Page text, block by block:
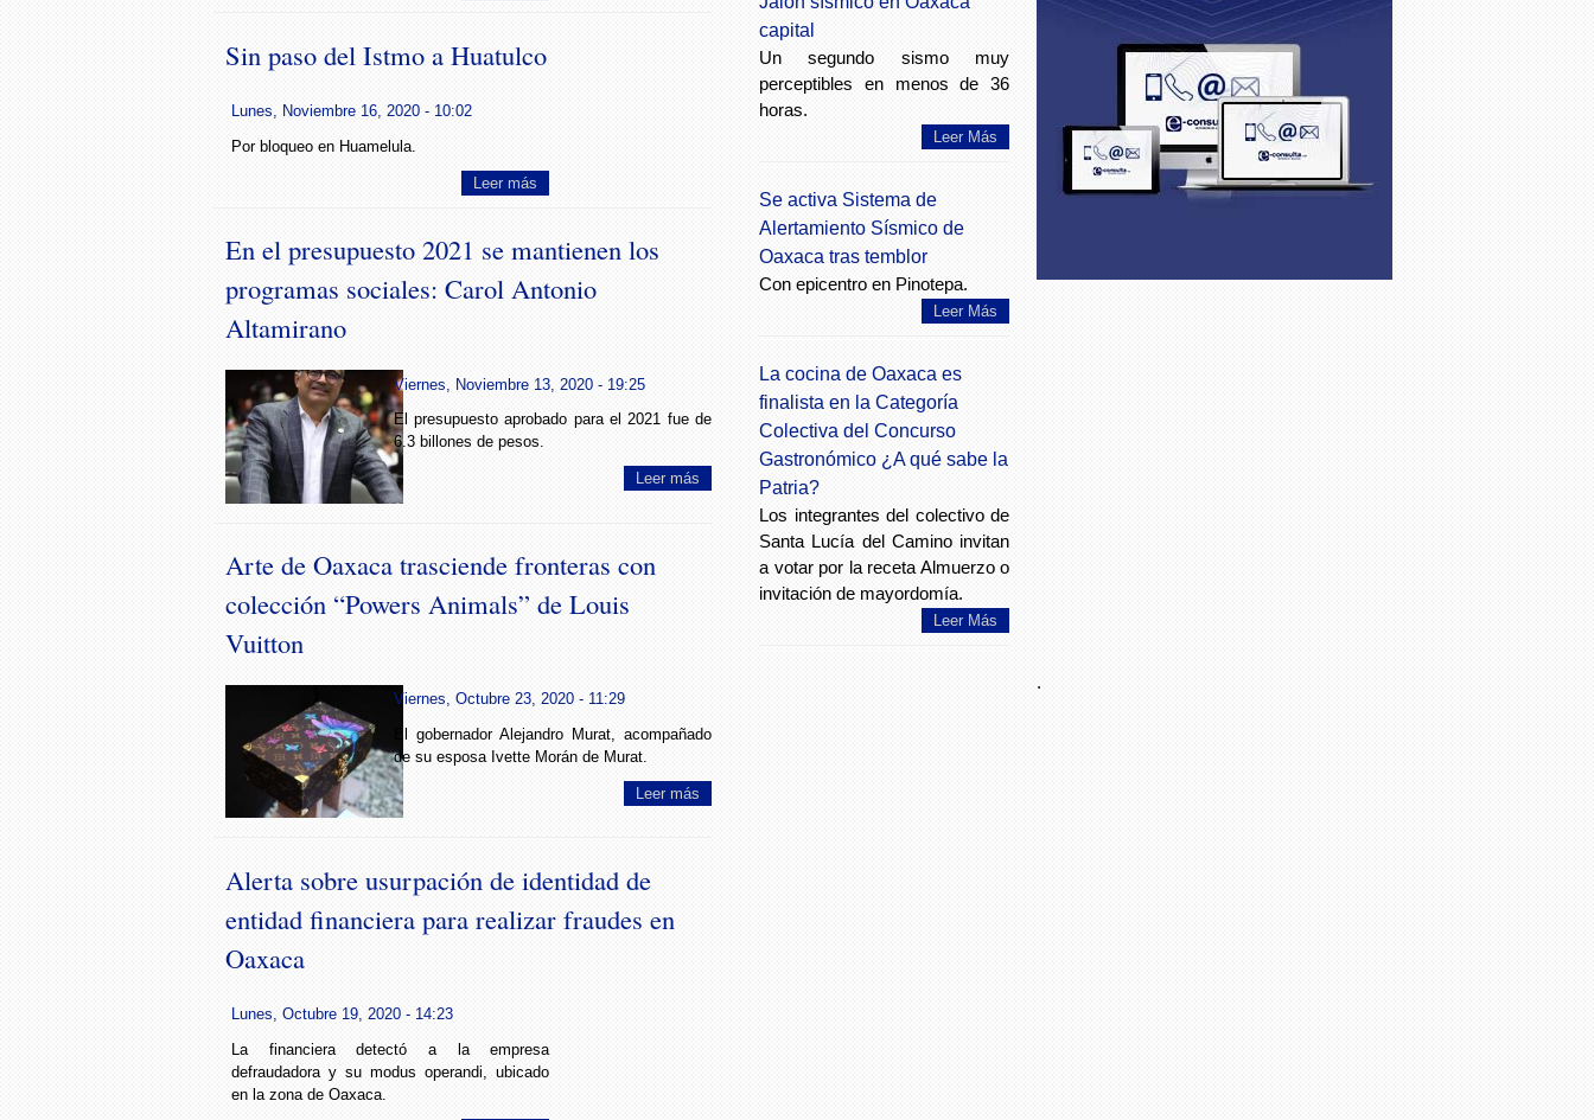
Sin paso del Istmo a Huatulco
Lunes, Noviembre 16, 2020 - 10:02
Por bloqueo en Huamelula.
Leer más
En el presupuesto 2021 se mantienen los
programas sociales: Carol Antonio
Altamirano
Viernes, Noviembre 13, 2020 - 19:25
El presupuesto aprobado para el 2021 fue de
6.3 billones de pesos.
Leer más
Arte de Oaxaca trasciende fronteras con
colección “Powers Animals” de Louis
Vuitton
Viernes, Octubre 23, 2020 - 11:29
El gobernador Alejandro Murat, acompañado
de su esposa Ivette Morán de Murat.
Leer más
Alerta sobre usurpación de identidad de
entidad financiera para realizar fraudes en
Oaxaca
Lunes, Octubre 19, 2020 - 14:23
La financiera detectó a la empresa
defraudadora y su modus operandi, ubicado
en la zona de Oaxaca.
capital
Un segundo sismo muy
perceptibles en menos de 36
horas.
Leer Más
Se activa Sistema de
Alertamiento Sísmico de
Oaxaca tras temblor
Con epicentro en Pinotepa.
Leer Más
La cocina de Oaxaca es
finalista en la Categoría
Colectiva del Concurso
Gastronómico ¿A qué sabe la
Patria?
Los integrantes del colectivo de
Santa Lucía del Camino invitan
a votar por la receta Almuerzo o
invitación de mayordomía.
Leer Más
.